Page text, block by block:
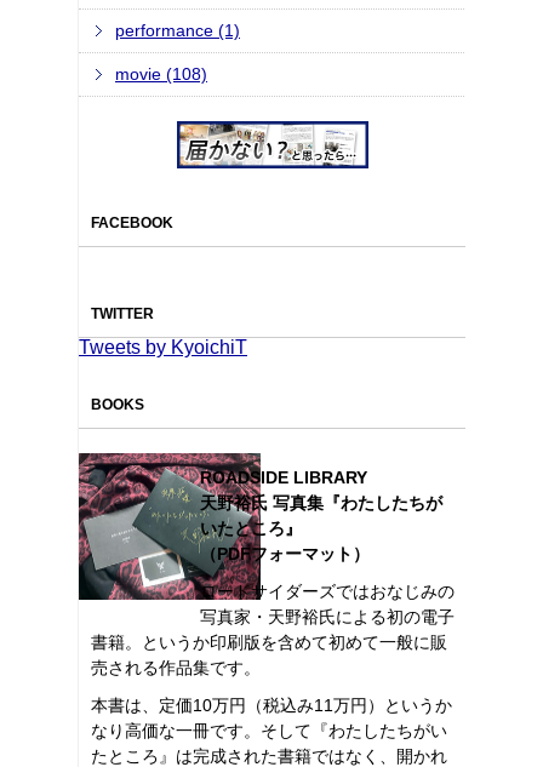
performance (1)
movie (108)
FACEBOOK
TWITTER
Tweets by KyoichiT
BOOKS
ROADSIDE LIBRARY
天野裕氏 写真集『わたしたちが
いたところ』
（PDFフォーマット）
ロードサイダーズではおなじみの
写真家・天野裕氏による初の電子
書籍。というか印刷版を含めて初めて一般に販
売される作品集です。
本書は、定価10万円（税込み11万円）というか
なり高価な一冊です。そして『わたしたちがい
たところ』は完成された書籍ではなく、開かれ